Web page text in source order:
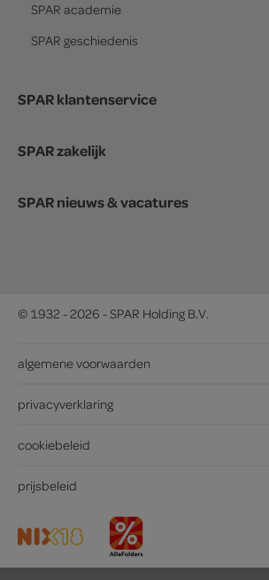
SPAR academie
SPAR geschiedenis
SPAR klantenservice
SPAR zakelijk
SPAR nieuws & vacatures
© 1932 - 2026 - SPAR Holding B.V.
algemene voorwaarden
privacyverklaring
cookiebeleid
prijsbeleid